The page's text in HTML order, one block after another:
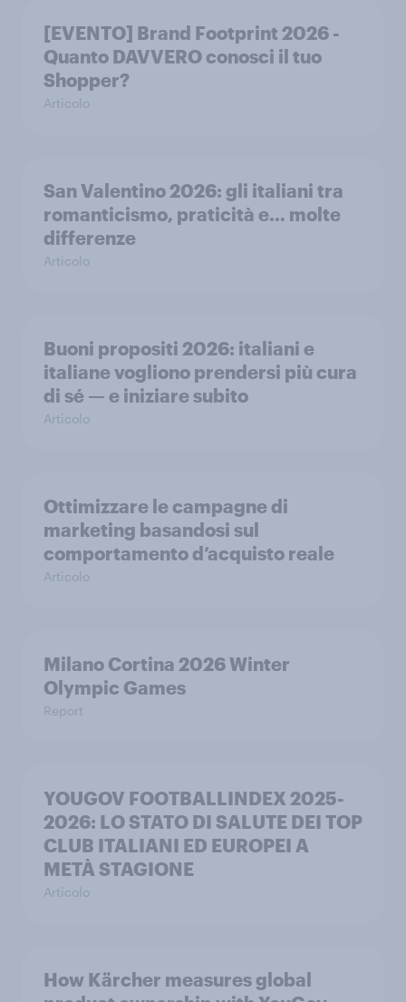
[EVENTO] Brand Footprint 2026 -
Quanto DAVVERO conosci il tuo
Shopper?
Articolo
San Valentino 2026: gli italiani tra
romanticismo, praticità e… molte
differenze
Articolo
Buoni propositi 2026: italiani e
italiane vogliono prendersi più cura
di sé — e iniziare subito
Articolo
Ottimizzare le campagne di
marketing basandosi sul
comportamento d’acquisto reale
Articolo
Milano Cortina​ 2026 Winter
Olympic Games​
Report
YOUGOV FOOTBALLINDEX 2025-
2026: LO STATO DI SALUTE DEI TOP
CLUB ITALIANI ED EUROPEI A
METÀ STAGIONE
Articolo
How Kärcher measures global